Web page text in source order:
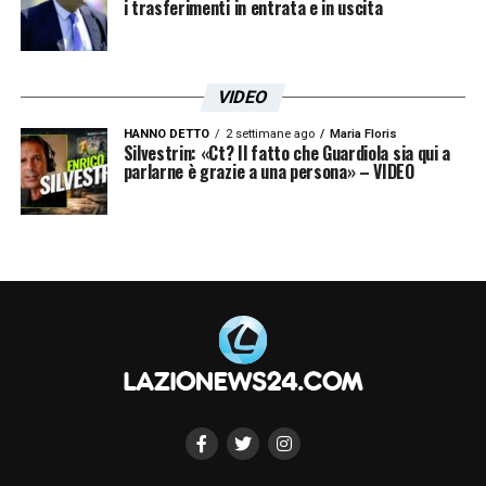
stagione con maggiore lucidità e con un
atteggiamento diverso, dopo un derby perso
LA PLAYLIST DELLE NOSTRE TOP NEWS
i trasferimenti in entrata e in uscita
VIDEO
HANNO DETTO 2 settimane ago Maria Floris
Silvestrin: «Ct? Il fatto che Guardiola sia qui a
parlarne è grazie a una persona» – VIDEO